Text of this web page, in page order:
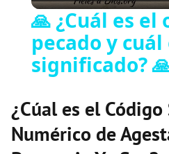
V
🙏 ¿Cuál es
pecado y cuál
significado?
¿Cúal es el Código
Numérico de